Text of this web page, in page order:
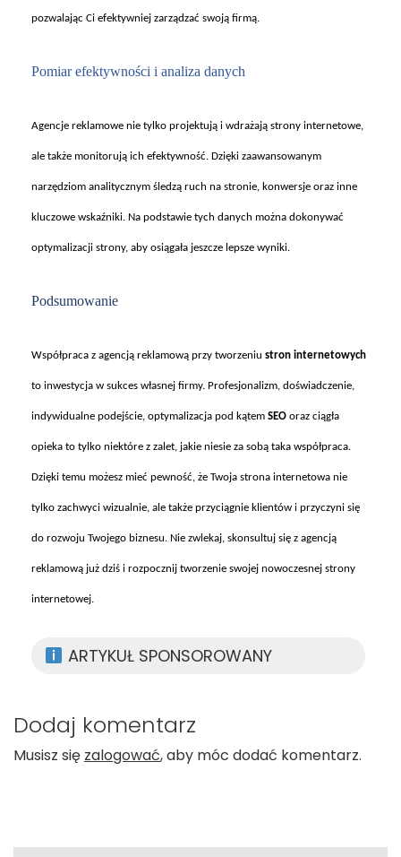
pozwalając Ci efektywniej zarządzać swoją firmą.
Pomiar efektywności i analiza danych
Agencje reklamowe nie tylko projektują i wdrażają strony internetowe,
ale także monitorują ich efektywność. Dzięki zaawansowanym
narzędziom analitycznym śledzą ruch na stronie, konwersje oraz inne
kluczowe wskaźniki. Na podstawie tych danych można dokonywać
optymalizacji strony, aby osiągała jeszcze lepsze wyniki.
Podsumowanie
Współpraca z agencją reklamową przy tworzeniu stron internetowych
to inwestycja w sukces własnej firmy. Profesjonalizm, doświadczenie,
indywidualne podejście, optymalizacja pod kątem SEO oraz ciągła
opieka to tylko niektóre z zalet, jakie niesie za sobą taka współpraca.
Dzięki temu możesz mieć pewność, że Twoja strona internetowa nie
tylko zachwyci wizualnie, ale także przyciągnie klientów i przyczyni się
do rozwoju Twojego biznesu. Nie zwlekaj, skonsultuj się z agencją
reklamową już dziś i rozpocznij tworzenie swojej nowoczesnej strony
internetowej.
ARTYKUŁ SPONSOROWANY
Dodaj komentarz
Musisz się zalogować, aby móc dodać komentarz.